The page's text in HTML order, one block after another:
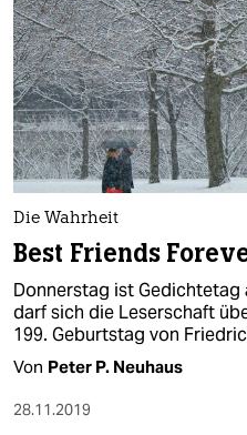
Die Wahrheit
Best Friends
Donnerstag ist Gedichtetag
darf sich die Leserschaft
199. Geburtstag von
Von Peter P. Neuhaus
28.11.2019